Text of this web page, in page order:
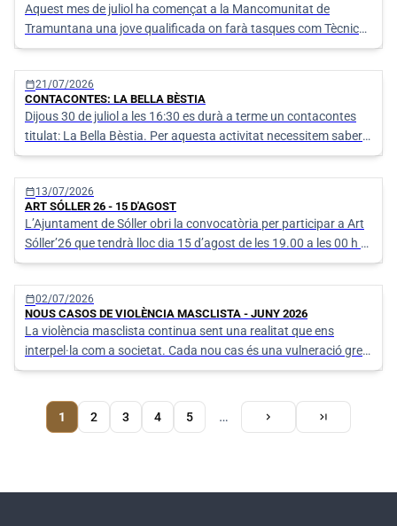
Aquest mes de juliol ha començat a la Mancomunitat de
Tramuntana una jove qualificada on farà tasques com Tècnica
jurídica, per un termini d'un any, gràcies al programa «SOIB-
Oportunitats d'Ocupació per a Persones Joves Qualificades en
entitats locals per a l
calendar_today21/07/2026
CONTACONTES: LA BELLA BÈSTIA
Dijous 30 de juliol a les 16:30 es durà a terme un contacontes
titulat: La Bella Bèstia. Per aquesta activitat necessitem saber
qui participarà per tenir en compte el material necessari.
calendar_today13/07/2026
ART SÓLLER 26 - 15 D'AGOST
L’Ajuntament de Sóller obri la convocatòria per participar a Art
Sóller’26 que tendrà lloc dia 15 d’agost de les 19.00 a les 00 h a
la Plaça Constitució. Art Sóller´26 és una oportunitat per
mostrar creacions en espais públics i donar a conèixer l’obra
dels
calendar_today02/07/2026
NOUS CASOS DE VIOLÈNCIA MASCLISTA - JUNY 2026
La violència masclista continua sent una realitat que ens
interpel·la com a societat. Cada nou cas és una vulneració greu
dels drets humans i una crida urgent a no mirar cap a una altra
Paginació
Pàgina
actual
1 Pàgina
2 Pàgina
3 Pàgina
4 Pàgina
5 …
Pàgina
següent
chevron_right
Última
pàgina
last_page